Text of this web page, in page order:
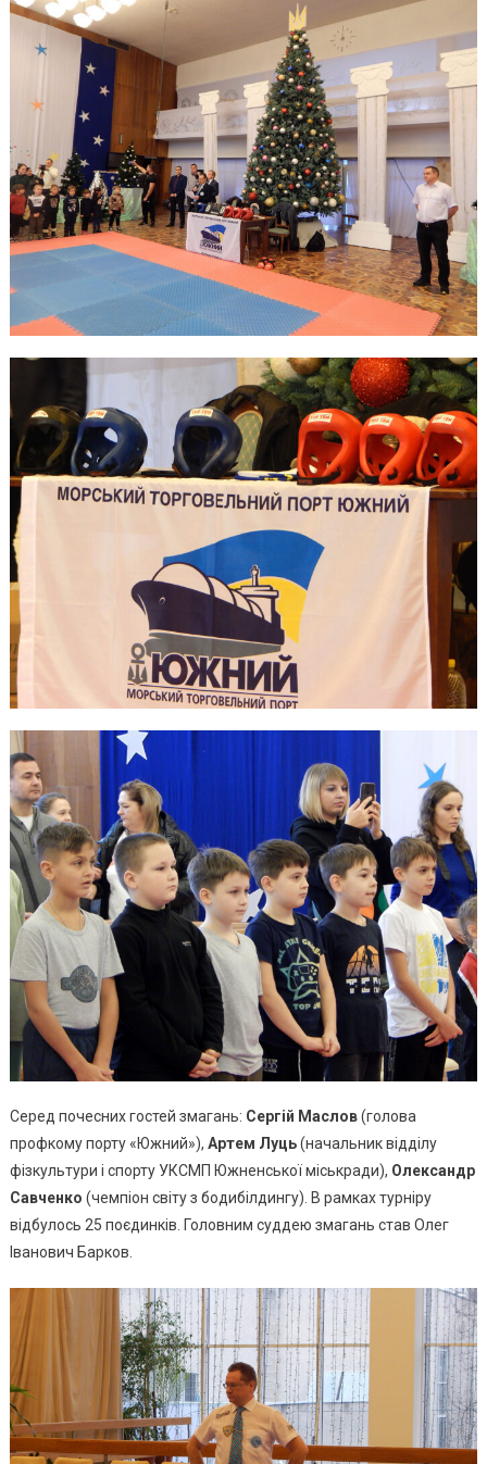
Серед почесних гостей змагань: Сергій Маслов(голова
профкому порту «Южний»), Артем Луць(начальник відділу
фізкультури і спорту УКСМП Южненської міськради), Олександр
Савченко (чемпіон світу з бодибілдингу). В рамках турніру
відбулось 25 поєдинків. Головним суддею змагань став Олег
Іванович Барков.